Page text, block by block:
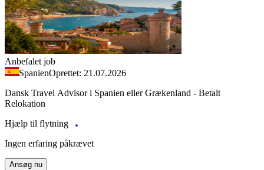
Anbefalet job
SpanienOprettet: 21.07.2026
Dansk Travel Advisor i Spanien eller Grækenland - Betalt
Relokation
Hjælp til flytning
Ingen erfaring påkrævet
Ansøg nu